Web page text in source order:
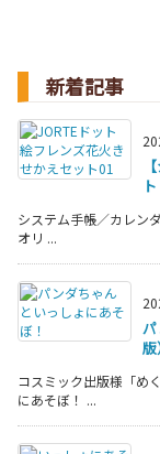
新着記事
ト
システム手帳／カレン
オリ ...
版
コスミック出版様「め
にあそぼ！ ...